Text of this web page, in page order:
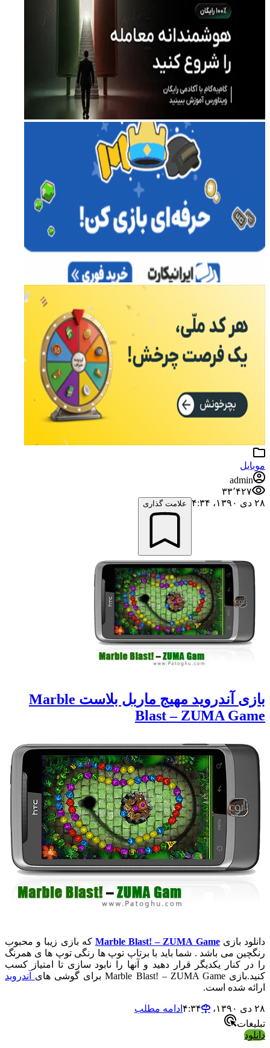
موبایل
admin
۳۳٬۴۲۷
۲۸ دی ۱۳۹۰،‏ ۴:۳۴
علامت گذاری
بازی آندروید مهیج ماربل بلاست Marble
Blast – ZUMA Game
دانلود بازیMarble Blast! – ZUMA Game که بازی زیبا و محبوب
رنگچین می باشد . شما باید با برتاپ توپ ها رنگی توپ ها ی همرنگ
را در کنار یکدیگر قرار دهید و آنها را نابود سازی تا امتیاز کسب
کنید.بازی Marble Blast! – ZUMA Game برای گوشی های
آندروید
ارائه شده است.
۲۸ دی ۱۳۹۰،‏ ۴:۳۴
ادامه مطلب
تبلیغات
دانلود